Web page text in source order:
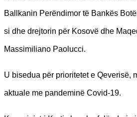
Ballkanin Perëndimor të Bankës
si dhe drejtorin për Kosovë dhe
Massimiliano Paolucci.
U bisedua për prioritetet e Qeverisë,
aktuale me pandeminë Covid-19.